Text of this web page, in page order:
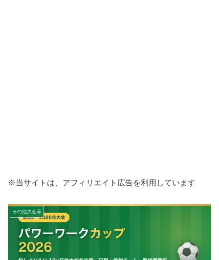
※当サイトは、アフィリエイト広告を利用しています
その他大会等